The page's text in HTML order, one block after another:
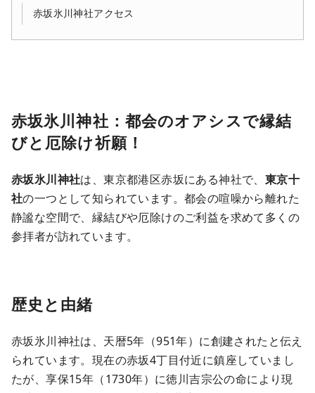
赤坂氷川神社アクセス
赤坂氷川神社：都会のオアシスで縁結
びと厄除け祈願！
赤坂氷川神社は、東京都港区赤坂にある神社で、 東京十
社の一つとして知られています。都会の喧噪から離れた
静謐な空間で、縁結びや厄除けのご利益を求めて多くの
参拝者が訪れています。
歴史と由緒
赤坂氷川神社は、天暦5年（951年）に創建されたと伝え
られています。現在の赤坂4丁目付近に鎮座していまし
たが、享保15年（1730年）に徳川吉宗公の命により現